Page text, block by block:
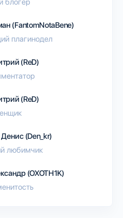
(FantomNotaBene)
плагинодел
(ReD)
(ReD)
(Den_kr)
любимчик
(OXOTH1K)